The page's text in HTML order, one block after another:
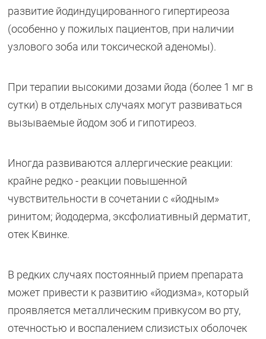
развитие йодиндуцированного гипертиреоза
(особенно у пожилых пациентов, при наличии
узлового зоба или токсической аденомы).
При терапии высокими дозами йода (более 1 мг в
сутки) в отдельных случаях могут развиваться
вызываемые йодом зоб и гипотиреоз.
Иногда развиваются аллергические реакции:
крайне редко - реакции повышенной
чувствительности в сочетании с «йодным»
ринитом; йододерма, эксфолиативный дерматит,
отек Квинке.
В редких случаях постоянный прием препарата
может привести к развитию «йодизма», который
проявляется металлическим привкусом во рту,
отечностью и воспалением слизистых оболочек